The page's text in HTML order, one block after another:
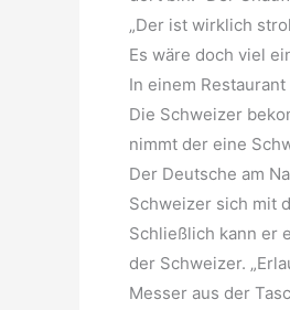
„Der ist wirklich
Es wäre doch viel
In einem
Die Schweizer
nimmt der eine
Der Deutsche am
Schweizer sich mit
Schließlich kann er
der Schweizer.
Messer aus der